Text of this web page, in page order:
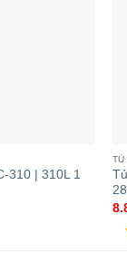
310 | 310L 1